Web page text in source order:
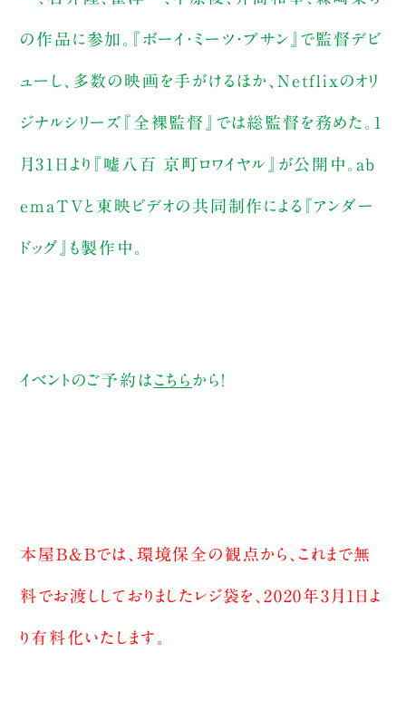
の作品に参加。『ボーイ・ミーツ・プサン』で監督デビ
ューし、多数の映画を手がけるほか、Netflixのオリ
ジナルシリーズ『全裸監督』では総監督を務めた。1
月31日より『嘘八百 京町ロワイヤル』が公開中。ab
emaTVと東映ビデオの共同制作による『アンダー
ドッグ』も製作中。
イベントのご予約は こちら から！
本屋B&Bでは、環境保全の観点から、これまで無
料でお渡ししておりましたレジ袋を、2020年3月1日よ
り有料化いたします。